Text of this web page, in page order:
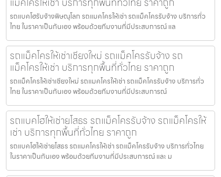
รถแบคโฮรับจ้างพิษณุโลก รถแมคโครให้เช่า รถแม็คโครรับจ้าง บริการทั่ว
ไทย ในราคาเป็นกันเอง พร้อมด้วยทีมงานที่มีประสบการณ์ แล
รถแม็คโครให้เช่าเชียงใหม่ รถแม็คโครรับจ้าง รถ
แม็คโครให้เช่า บริการทุกพื้นที่ทั่วไทย ราคาถูก
รถแม็คโครให้เช่าเชียงใหม่ รถแมคโครให้เช่า รถแม็คโครรับจ้าง บริการทั่ว
ไทย ในราคาเป็นกันเอง พร้อมด้วยทีมงานที่มีประสบการณ์
รถแบคโฮให้เช่ายโสธร รถแม็คโครรับจ้าง รถแม็คโครให้
เช่า บริการทุกพื้นที่ทั่วไทย ราคาถูก
รถแบคโฮให้เช่ายโสธร รถแมคโครให้เช่า รถแม็คโครรับจ้าง บริการทั่วไทย
ในราคาเป็นกันเอง พร้อมด้วยทีมงานที่มีประสบการณ์ และ ม